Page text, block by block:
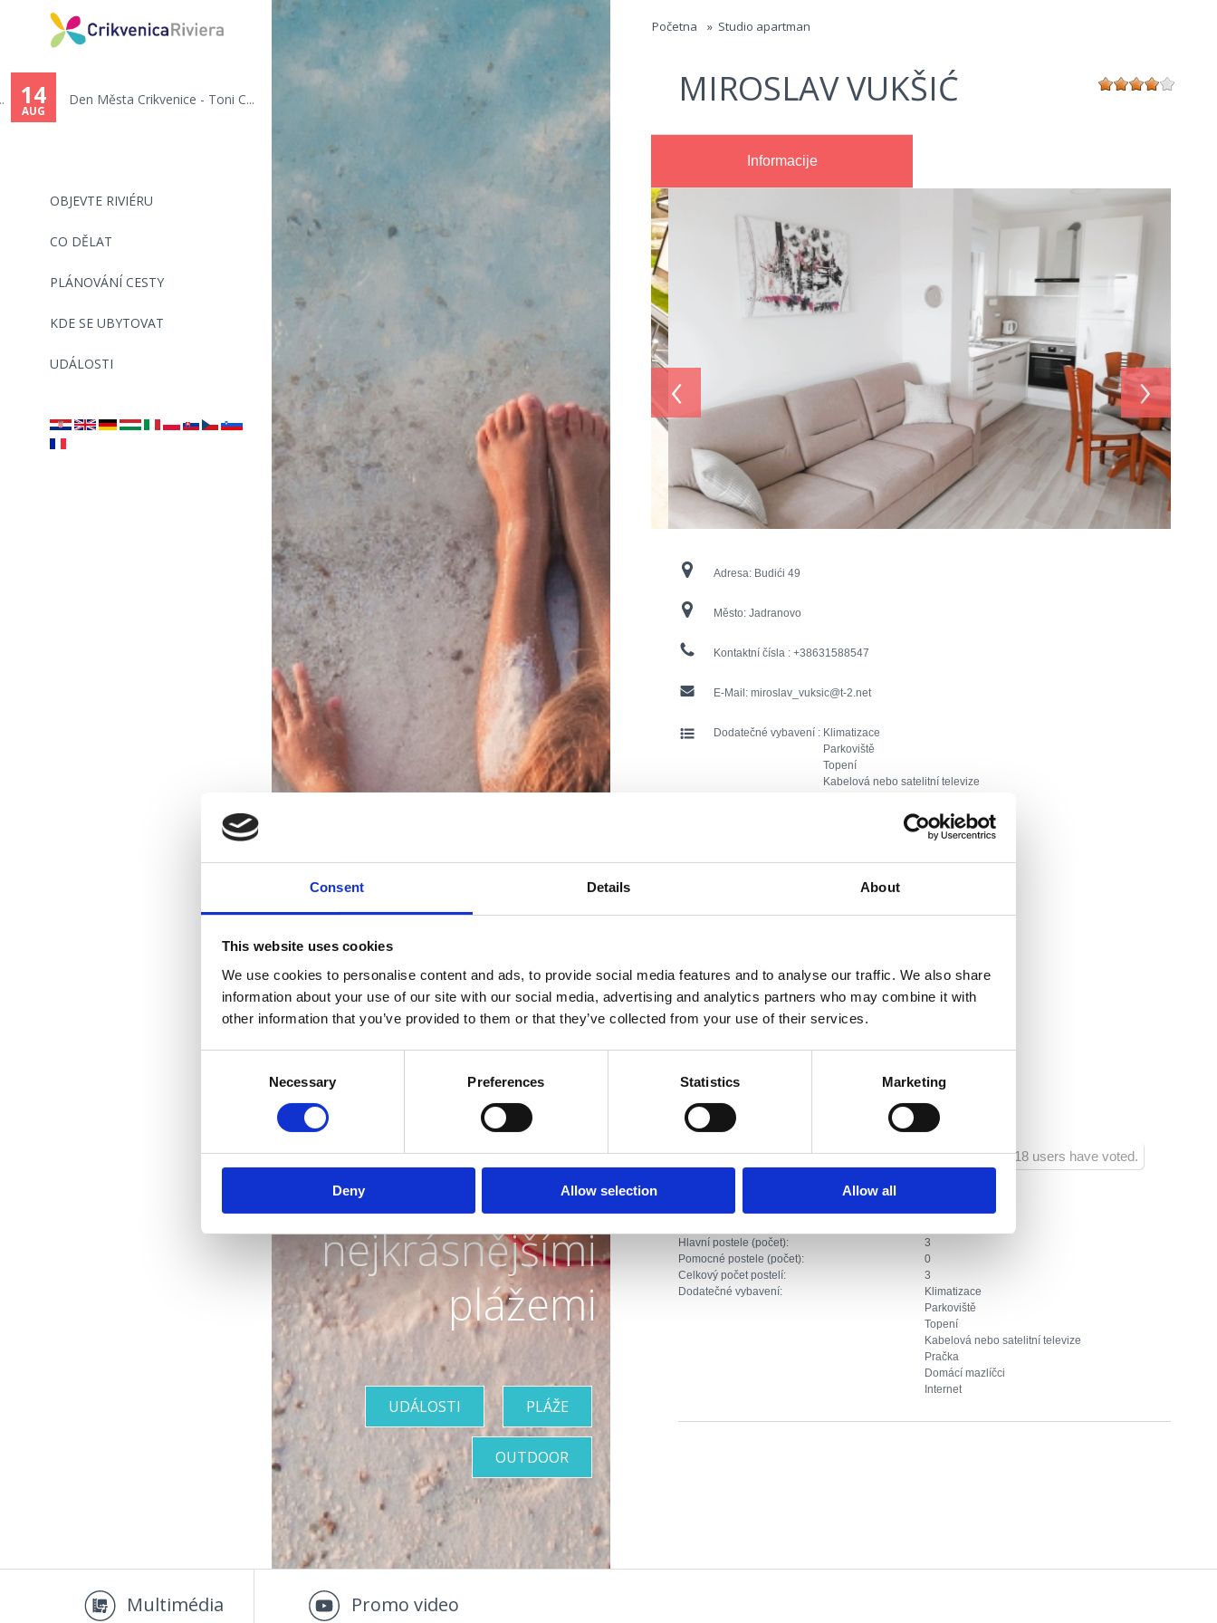
Consent Details About
This website uses cookies
We use cookies to personalise content and ads, to provide social media features and to analyse our traffic. We also share
information about your use of our site with our social media, advertising and analytics partners who may combine it with
other information that you’ve provided to them or that they’ve collected from your use of their services.
Necessary Preferences Statistics Marketing
Deny Allow selection Allow all
Jump to navigation
OBJEVTE RIVIÉRU
CO DĚLAT
PLÁNOVÁNÍ CESTY
KDE SE UBYTOVAT
UDÁLOSTI
14
AUG
Den Města Crikvenice - Toni C...
are
here
Početna » Studio apartman
MIROSLAV VUKŠIĆ
Informacije
‹ ›
Adresa: Budići 49
Město: Jadranovo
Kontaktní čísla : +38631588547
E-Mail: miroslav_vuksic@t-2.net
Dodatečné vybavení : Klimatizace
Parkoviště
Topení
Kabelová nebo satelitní televize
Otevřeno :Sezonsko
Vzdálenost od restaurace:
Vzdálenost od spportovního vybavení:
Vzdálenost od centra zábavy :
618 users have voted.
Typ ubytování:
Hlavní postele (počet):
3
Pomocné postele (počet):
0
Celkový počet postelí:
3
Dodatečné vybavení:
Klimatizace
Parkoviště
Topení
Kabelová nebo satelitní televize
Pračka
Domácí mazlíčci
Internet
Riviéra s
nejkrásnějšími
plážemi
PLÁŽE
UDÁLOSTI
OUTDOOR
Multimédia Promo video